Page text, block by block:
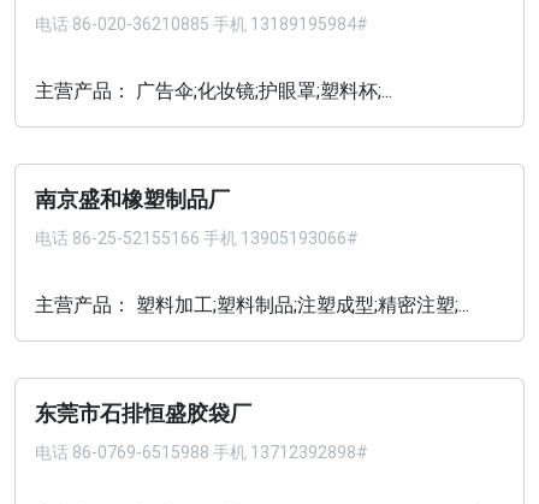
电话 86-020-36210885 手机 13189195984#
主营产品： 广告伞;化妆镜;护眼罩;塑料杯;...
南京盛和橡塑制品厂
电话 86-25-52155166 手机 13905193066#
主营产品： 塑料加工;塑料制品;注塑成型;精密注塑;...
东莞市石排恒盛胶袋厂
电话 86-0769-6515988 手机 13712392898#